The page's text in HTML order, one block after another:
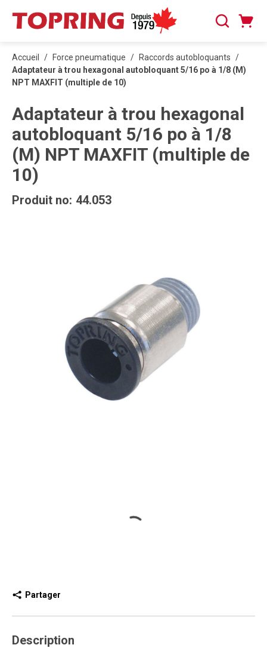
PASSER AU CONTENU PRINCIPAL
Recherche
Accueil / Force pneumatique / Raccords autobloquants /
Adaptateur à trou hexagonal autobloquant 5/16 po à 1/8 (M)
NPT MAXFIT (multiple de 10)
Adaptateur à trou hexagonal
autobloquant 5/16 po à 1/8
(M) NPT MAXFIT (multiple de
10)
Produit no: 44.053
Partager
Description